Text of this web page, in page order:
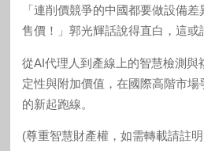
「連削價競爭的中國都要做設備
售價！」郭光輝話說得直白，這
從AI代理人到產線上的智慧檢測
定性與附加價值，在國際高階市
的新起跑線。
(尊重智慧財產權，如需轉載請註